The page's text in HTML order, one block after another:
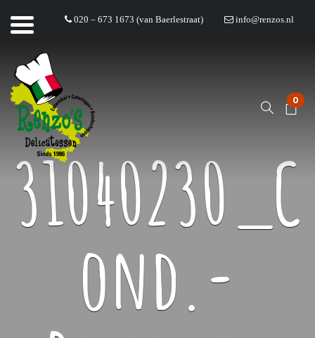
info@renzos.nl
020 – 673 1673 (van Baerlestraat)
0
31040230_C
ond.-